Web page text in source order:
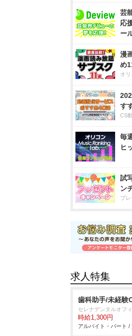
芸
応
ー
漫
め
オ
す
CS
毎
ヒ
試
ン
プ
求人特集
歯科助手/未経験
セレナデンタルオフ
時給1,300円
アルバイト・パート /